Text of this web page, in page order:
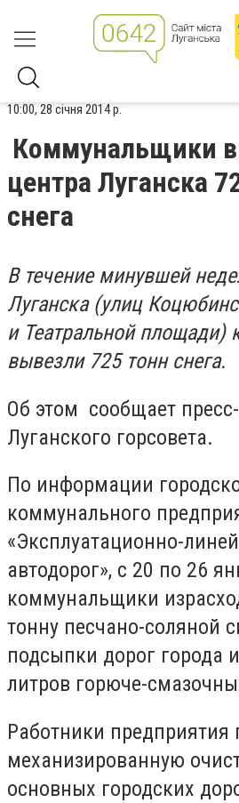
10:00, 28 січня 2014 р.
Коммунальщики
центра Луганска
снега
В течение минувшей
Луганска (улиц
и Театральной
вывезли 725 тонн снега.
Об этом сообщает
Луганского горсовета.
По информации
коммунального
«Эксплуатационно-
автодорог», с 20 по 26
коммунальщики
тонну песчано-соляной
подсыпки дорог города
литров горюче-
Работники предприятия
механизированную
основных городских